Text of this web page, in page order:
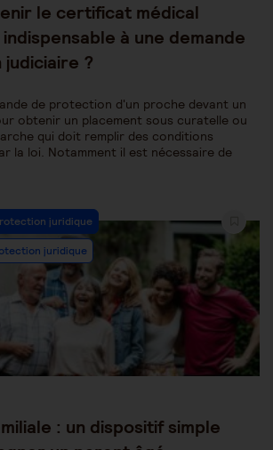
le certificat médical
à une demande
?
de protection d'un proche devant un
obtenir un placement sous curatelle ou
qui doit remplir des conditions
la loi. Notamment il est nécessaire de
juridique
juridique
: un dispositif simple